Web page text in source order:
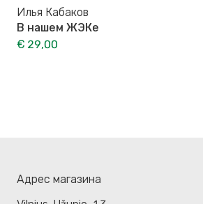
Илья Кабаков
В нашем ЖЭКе
€ 29,00
Адрес магазина